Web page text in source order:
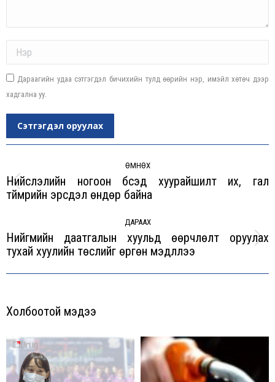
Дараагийн удаа сэтгэгдэл бичихийн тулд өөрийн нэр, имэйл хөтөч дээр
хадгална уу.
Сэтгэгдэл оруулах
ӨМНӨХ
Previous
Нийслэлийн ногоон бүсэд хуурайшилт их, гал
түймрийн эрсдэл өндөр байна
ДАРААХ
Next
Нийгмийн даатгалын хуульд өөрчлөлт оруулах
тухай хуулийн төслийг өргөн мэдүүллээ
Холбоотой мэдээ